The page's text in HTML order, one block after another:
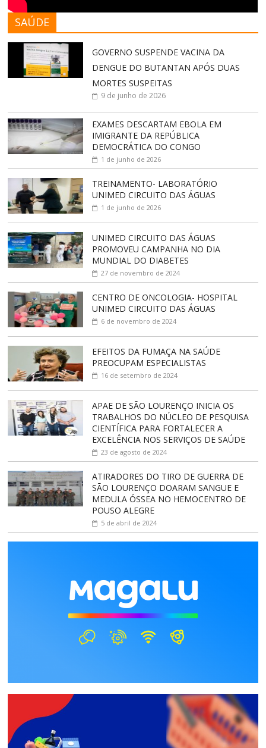
SAÚDE
GOVERNO SUSPENDE VACINA DA
DENGUE DO BUTANTAN APÓS DUAS
MORTES SUSPEITAS
9 de junho de 2026
EXAMES DESCARTAM EBOLA EM
IMIGRANTE DA REPÚBLICA
DEMOCRÁTICA DO CONGO
1 de junho de 2026
TREINAMENTO- LABORATÓRIO
UNIMED CIRCUITO DAS ÁGUAS
1 de junho de 2026
UNIMED CIRCUITO DAS ÁGUAS
PROMOVEU CAMPANHA NO DIA
MUNDIAL DO DIABETES
27 de novembro de 2024
CENTRO DE ONCOLOGIA- HOSPITAL
UNIMED CIRCUITO DAS ÁGUAS
6 de novembro de 2024
EFEITOS DA FUMAÇA NA SAÚDE
PREOCUPAM ESPECIALISTAS
16 de setembro de 2024
APAE DE SÃO LOURENÇO INICIA OS
TRABALHOS DO NÚCLEO DE PESQUISA
CIENTÍFICA PARA FORTALECER A
EXCELÊNCIA NOS SERVIÇOS DE SAÚDE
23 de agosto de 2024
ATIRADORES DO TIRO DE GUERRA DE
SÃO LOURENÇO DOARAM SANGUE E
MEDULA ÓSSEA NO HEMOCENTRO DE
POUSO ALEGRE
5 de abril de 2024